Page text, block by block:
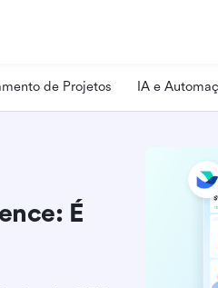
de Projetos IA e
É